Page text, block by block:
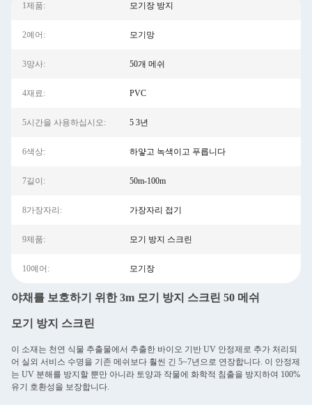
1제품: 모기장 방지
2예어: 모기망
3망사: 50개 메쉬
4재료: PVC
5시간을 사용하십시오: 5 3년
6색상: 하얗고 녹색이고 푸릅니다
7길이: 50m-100m
8가장자리: 가장자리 접기
9제품: 모기 방지 스크린
10예어: 모기장
야채를 보호하기 위한 3m 모기 방지 스크린 50 메쉬
모기 방지 스크린
이 소재는 천연 식물 추출물에서 추출한 바이오 기반 UV 안정제로 추가 처리되
어 실외 서비스 수명을 기존 메쉬보다 훨씬 긴 5~7년으로 연장합니다. 이 안정제
는 UV 분해를 방지할 뿐만 아니라 토양과 작물에 화학적 침출을 방지하여 100%
유기 호환성을 보장합니다.